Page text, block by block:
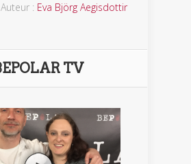
Auteur : Eva Björg Aegisdottir
TV